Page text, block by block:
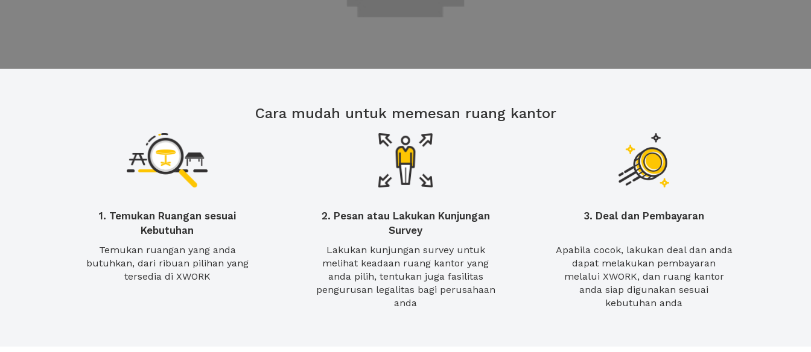
Cara mudah untuk memesan ruang kantor
1. Temukan Ruangan sesuai
Kebutuhan
Temukan ruangan yang anda
butuhkan, dari ribuan pilihan yang
tersedia di XWORK
2. Pesan atau Lakukan Kunjungan
Survey
Lakukan kunjungan survey untuk
melihat keadaan ruang kantor yang
anda pilih, tentukan juga fasilitas
pengurusan legalitas bagi perusahaan
anda
3. Deal dan Pembayaran
Apabila cocok, lakukan deal dan anda
dapat melakukan pembayaran
melalui XWORK, dan ruang kantor
anda siap digunakan sesuai
kebutuhan anda